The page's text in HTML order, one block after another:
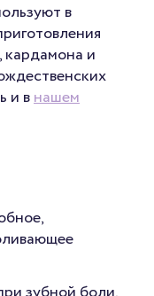
в
кардамона и
и внашем